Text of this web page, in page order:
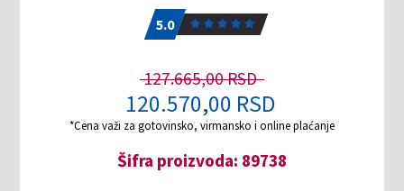
5.0
127.665,00 RSD
120.570,00 RSD
*Cena važi za gotovinsko, virmansko i online plaćanje
Šifra proizvoda: 89738